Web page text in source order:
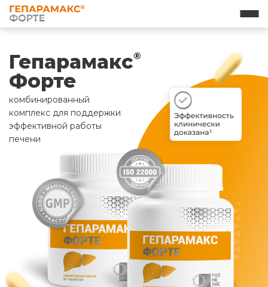
Гепарамакс®
Форте
комбинированный
комплекс для поддержки
эффективной работы
печени